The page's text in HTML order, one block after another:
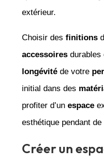
extérieur.
Choisir des finitions
accessoiresdurables
longévitéde votre
initial dans des
profiter d’un espace
esthétique pendant
Créer un